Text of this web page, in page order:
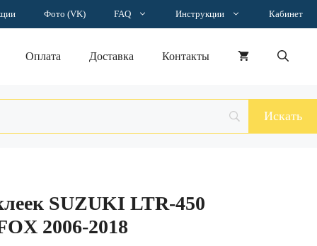
Фото (VK) FAQ Инструкции Кабинет
Оплата Доставка Контакты
SUZUKI LTR-450
2006-2018
17728 ₽